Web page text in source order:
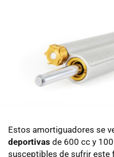
Estos amortiguadores se
deportivas de 600 cc y
susceptibles de sufrir este